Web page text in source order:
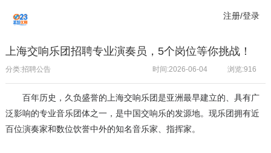
注册/登录
上海交响乐团招聘专业演奏员，5个岗位等你挑战！
分类:招聘公告 浏览:916
时间:2026-06-04
百年历史，久负盛誉的上海交响乐团是亚洲最早建立的、具有广
泛影响的专业音乐团体之一，是中国交响乐的发源地。现乐团拥有近
百位演奏家和数位饮誉中外的知名音乐家、指挥家。